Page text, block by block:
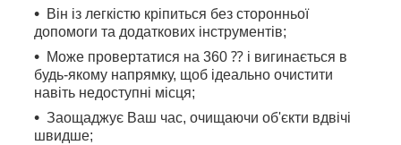
Він із легкістю кріпиться без сторонньої
допомоги та додаткових інструментів;
Може провертатися на 360 ⁇ і вигинається в
будь-якому напрямку, щоб ідеально очистити
навіть недоступні місця;
Заощаджує Ваш час, очищаючи об'єкти вдвічі
швидше;